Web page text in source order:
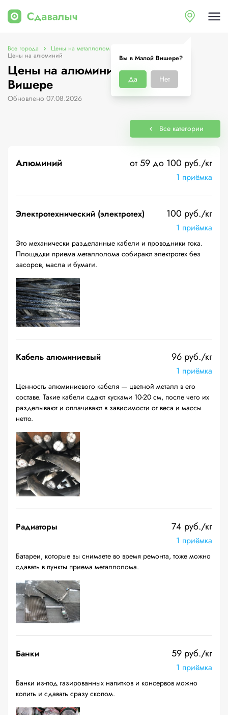
Вы в Малой Вишере?
Да Нет
Все города Цены на металлолом в Малой Вишере
Цены на алюминий
Цены на алюминий в Малой
Вишере
Обновлено 07.08.2026
Все категории
Алюминий от 59 до 100 руб./кг
1 приёмка
Электротехнический (электротех) 100 руб./кг
1 приёмка
Это механически разделанные кабели и проводники тока.
Площадки приема металлолома собирают электротех без
засоров, масла и бумаги.
Кабель алюминиевый 96 руб./кг
1 приёмка
Ценность алюминиевого кабеля — цветной металл в его
составе. Такие кабели сдают кусками 10-20 см, после чего их
разделывают и оплачивают в зависимости от веса и массы
нетто.
Радиаторы 74 руб./кг
1 приёмка
Батареи, которые вы снимаете во время ремонта, тоже можно
сдавать в пункты приема металлолома.
Банки 59 руб./кг
1 приёмка
Банки из-под газированных напитков и консервов можно
копить и сдавать сразу скопом.